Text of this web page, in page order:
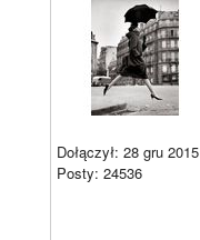
Dołączył: 28 gru 2015
Posty: 24536